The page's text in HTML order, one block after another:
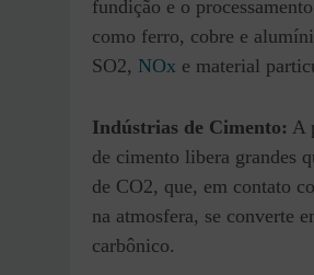
fundição e o
como ferro, cobre e
SO2, NOx e material
Indústrias de Cimento: A
de cimento libera grandes
de CO2, que, em contato
na atmosfera, se converte
carbônico.